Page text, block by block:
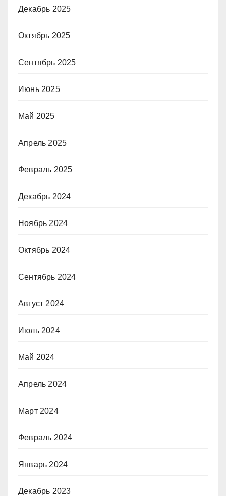
Декабрь 2025
Октябрь 2025
Сентябрь 2025
Июнь 2025
Май 2025
Апрель 2025
Февраль 2025
Декабрь 2024
Ноябрь 2024
Октябрь 2024
Сентябрь 2024
Август 2024
Июль 2024
Май 2024
Апрель 2024
Март 2024
Февраль 2024
Январь 2024
Декабрь 2023